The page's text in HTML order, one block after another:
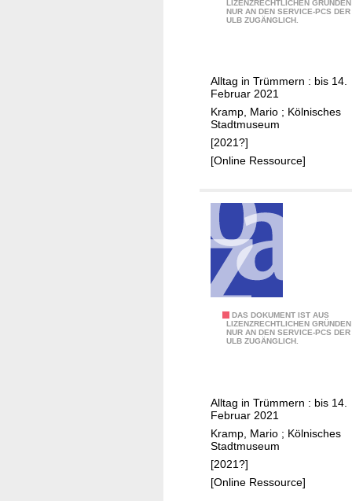
LIZENZRECHTLICHEN GRÜNDEN
NUR AN DEN SERVICE-PCS DER
ULB ZUGÄNGLICH.
l
n
1
9
4
Alltag in Trümmern : bis 14.
Februar 2021
Kramp, Mario ; Kölnisches
Stadtmuseum
[2021?]
[Online Ressource]
DAS DOKUMENT IST AUS
LIZENZRECHTLICHEN GRÜNDEN
NUR AN DEN SERVICE-PCS DER
ULB ZUGÄNGLICH.
l
n
1
9
4
Alltag in Trümmern : bis 14.
Februar 2021
Kramp, Mario ; Kölnisches
Stadtmuseum
[2021?]
[Online Ressource]